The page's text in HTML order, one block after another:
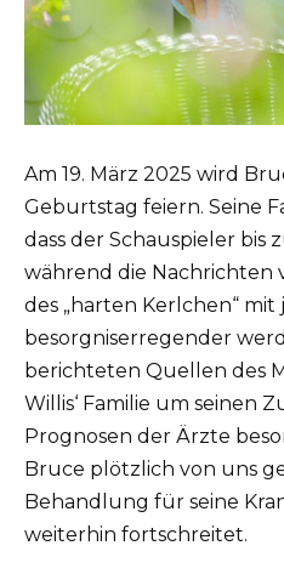
Am 19. März 2025 wird
Geburtstag feiern. Seine
dass der Schauspieler bis
während die Nachrichten
des „harten Kerlchen“
besorgniserregender
berichteten Quellen des
Willis‘ Familie um seinen
Prognosen der Ärzte
Bruce plötzlich von uns
Behandlung für seine
weiterhin fortschreitet.